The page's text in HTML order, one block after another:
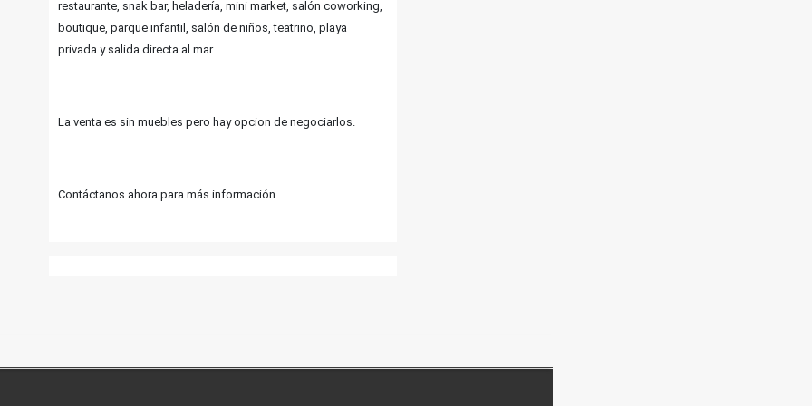
restaurante, snak bar, heladería, mini market, salón coworking,
boutique, parque infantil, salón de niños, teatrino, playa
privada y salida directa al mar.
La venta es sin muebles pero hay opcion de negociarlos.
Contáctanos ahora para más información.